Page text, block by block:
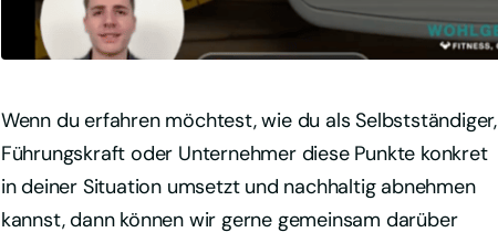
Wenn du erfahren möchtest, wie du als Selbstständiger,
Führungskraft oder Unternehmer diese Punkte konkret
in deiner Situation umsetzt und nachhaltig abnehmen
kannst, dann können wir gerne gemeinsam darüber